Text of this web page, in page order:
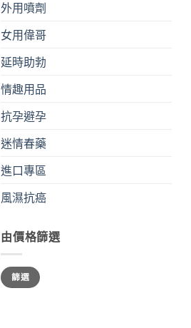
外用噴劑
女用偉哥
延時助勃
情趣用品
抗孕避孕
迷情春藥
進口專區
風濕抗癌
由價格篩選
最
低
價
最
高
價
篩選